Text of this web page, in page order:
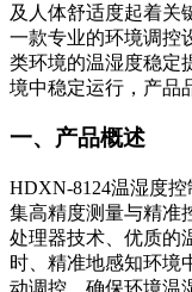
及人体舒适度起着关
一款专业的环境调控
类环境的温湿度稳定
境中稳定运行，产品
一、产品概述
HDXN-8124温湿度
集高精度测量与精准
处理器技术、优质的
时、精准地感知环境
动调控，确保环境温